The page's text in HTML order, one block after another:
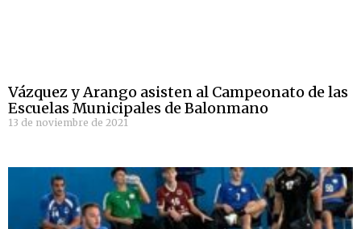
Vázquez y Arango asisten al Campeonato de las
Escuelas Municipales de Balonmano
13 de noviembre de 2021